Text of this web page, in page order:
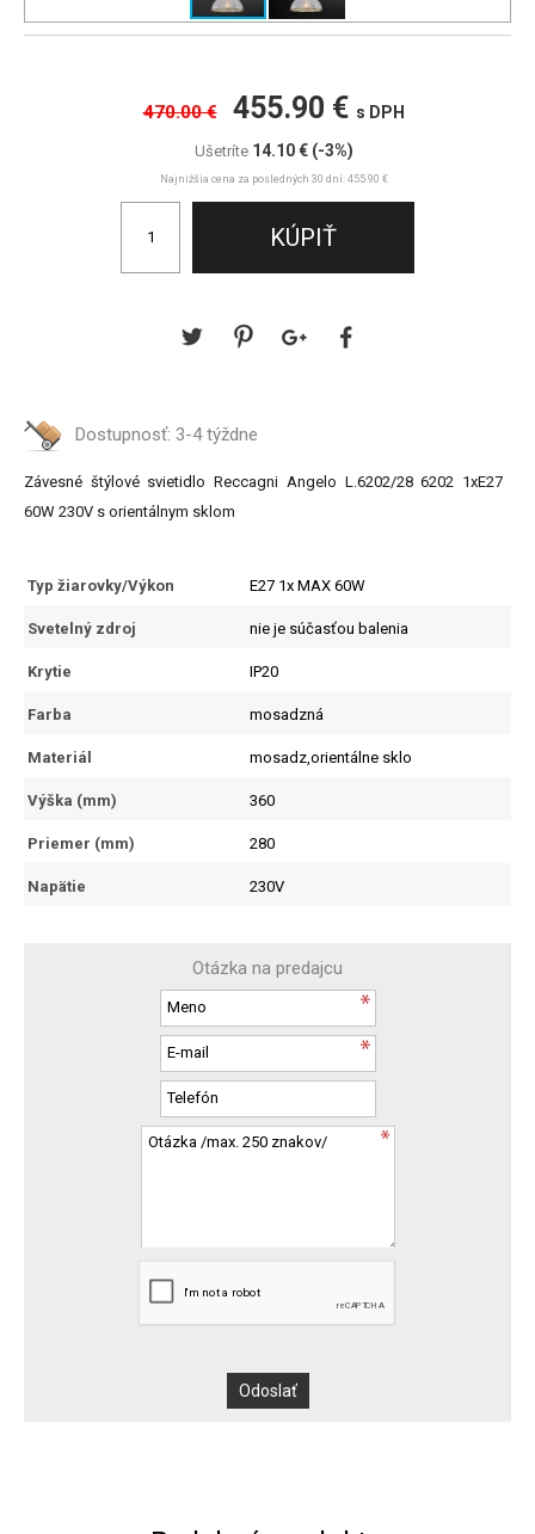
470.00 € 455.90 € s DPH
Ušetríte 14.10 € (-3%)
Najnižšia cena za posledných 30 dní: 455.90 €
Dostupnosť: 3-4 týždne
Závesné štýlové svietidlo Reccagni Angelo L.6202/28 6202 1xE27
60W 230V s orientálnym sklom
Typ žiarovky/Výkon E27 1x MAX 60W
Svetelný zdroj nie je súčasťou balenia
Krytie IP20
Farba mosadzná
Materiál mosadz,orientálne sklo
Výška (mm) 360
Priemer (mm) 280
Napätie 230V
Otázka na predajcu